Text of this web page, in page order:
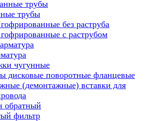
трубы
без раструба
с раструбом
чугунные
дисковые поворотные фланцевые
(демонтажные) вставки для
обратный
фильтр